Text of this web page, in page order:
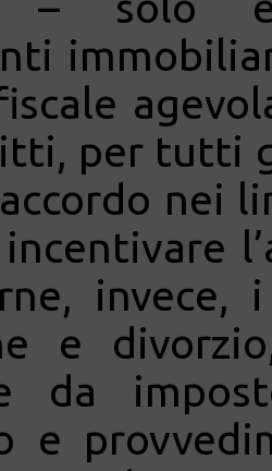
per tutti
nei
e
da
e